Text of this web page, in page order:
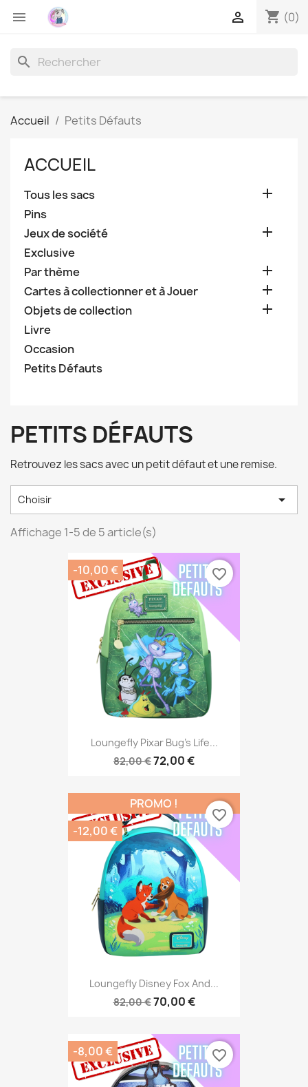
 shopping_cart (0)

search
Accueil Petits Défauts
ACCUEIL
Tous les sacs 
Pins
Jeux de société

Exclusive
Par thème

Cartes à collectionner et à Jouer 
Objets de collection 
Livre
Occasion
Petits Défauts
PETITS DÉFAUTS
Retrouvez les sacs avec un petit défaut et une remise.
Choisir 
Affichage 1-5 de 5 article(s)
Loungefly Pixar Bug's Life...
82,00 €72,00 €
-10,00 € favorite_border
Loungefly Disney Fox And...
82,00 €70,00 €
PROMO !
-12,00 €
favorite_border
-8,00 € favorite_border